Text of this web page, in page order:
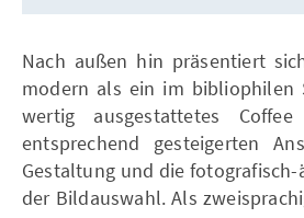
Nach außen hin präsentiert
modern als ein im bibliophilen
wertig ausgestattetes
entsprechend gesteigerten
Gestaltung und die
der Bildauswahl. Als